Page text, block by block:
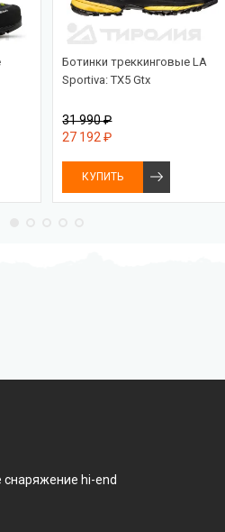
Ботинки треккинговые LA
Sportiva: TX5 Gtx
31 990 ₽
27 192 ₽
КУПИТЬ
hi-end